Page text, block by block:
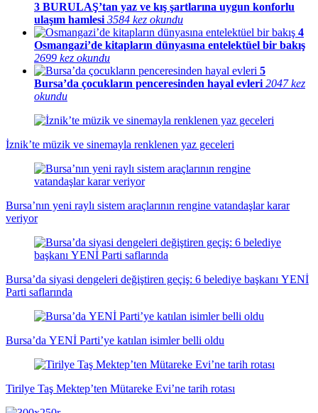
3 BURULAŞ’tan yaz ve kış şartlarına uygun konforlu
ulaşım hamlesi 3584 kez okundu
4
Osmangazi’de kitapların dünyasına entelektüel bir bakış
2699 kez okundu
5
Bursa’da çocukların penceresinden hayal evleri 2047 kez
okundu
İznik’te müzik ve sinemayla renklenen yaz geceleri
Bursa’nın yeni raylı sistem araçlarının rengine vatandaşlar karar
veriyor
Bursa’da siyasi dengeleri değiştiren geçiş: 6 belediye başkanı YENİ
Parti saflarında
Bursa’da YENİ Parti’ye katılan isimler belli oldu
Tirilye Taş Mektep’ten Mütareke Evi’ne tarih rotası